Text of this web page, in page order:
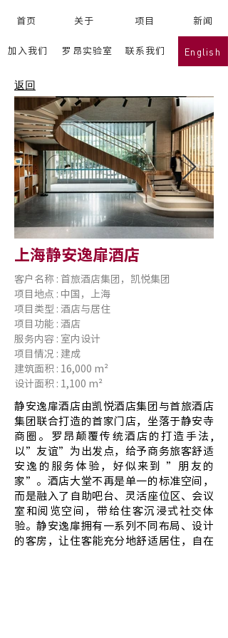
上海静安逸扉酒店
客户名称 : 首旅酒店集团，凯悦集团
项目地点 : 中国，上海
项目类型 : 酒店与居住
项目功能 : 酒店
服务内容 : 室内设计
项目情况 : 建成
建筑面积 : 16,000 m²
设计面积 : 1,100 m²
静安逸扉酒店由凯悦酒店集团与首旅酒店
集团联合打造的首家门店，坐落于静安寺
商圈。罗昂颠覆传统酒店的打造手法,
以”友谊”为出发点，给予商务旅客舒适
安逸的服务体验，好似来到 ”朋友的
家”。酒店大堂不再是单一的标准空间，
而是融入了自助吧台、灵活座位区、会议
室和阅览空间，带给住客沉浸式社交体
验。静安逸扉拥有一系列不同布局、设计
的客房，让住客能充分地舒适居住，自在
首页 关于 项目
罗昂实验室
新闻
加入我们 联系我们 English
返回